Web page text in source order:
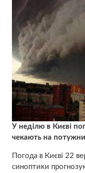
У неділю в Києві
чекають на
Погода в Києві 22
синоптики